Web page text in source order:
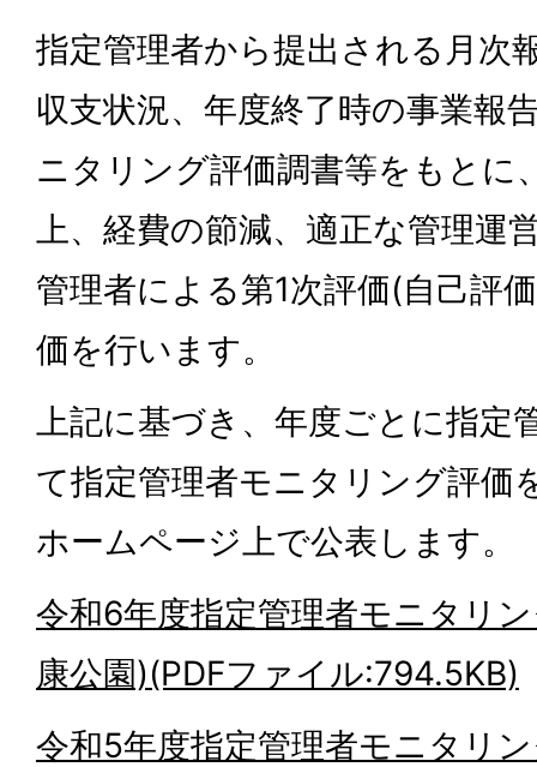
指定管理者から提出される月次
収支状況、年度終了時の事業報
ニタリング評価調書等をもとに
上、経費の節減、適正な管理運
管理者による第1次評価(自己評
価を行います。
上記に基づき、年度ごとに指定
て指定管理者モニタリング評価
ホームページ上で公表します。
令和6年度指定管理者モニタリ
康公園)(PDFファイル:794.5KB)
令和5年度指定管理者モニタリ